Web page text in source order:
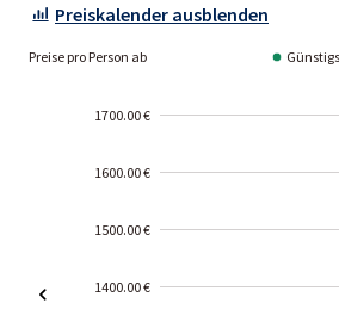
Preiskalender ausblenden
Preise pro Person ab
1700.00 €
1600.00 €
1500.00 €
1400.00 €